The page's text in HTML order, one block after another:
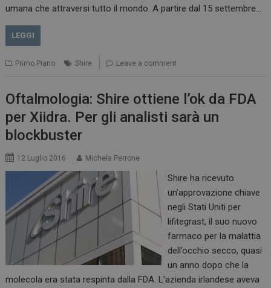
umana che attraversi tutto il mondo. A partire dal 15 settembre…
LEGGI
Primo Piano Shire Leave a comment
Oftalmologia: Shire ottiene l’ok da FDA
per Xiidra. Per gli analisti sarà un
blockbuster
12 Luglio 2016 Michela Perrone
Shire ha ricevuto
un’approvazione chiave
negli Stati Uniti per
lifitegrast, il suo nuovo
farmaco per la malattia
dell’occhio secco, quasi
un anno dopo che la
molecola era stata respinta dalla FDA. L’azienda irlandese aveva
PHPSESSID
PHP.net
www.dailyhealthindustry.it
Sessione